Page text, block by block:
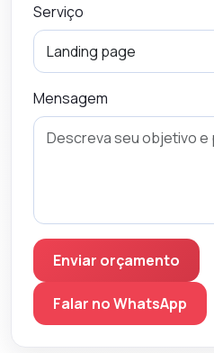
Serviço
Mensagem
Enviar orçamento
Falar no WhatsApp